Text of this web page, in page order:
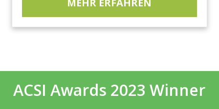
MEHR ERFAHREN
ACSI Awards 2023 Winner